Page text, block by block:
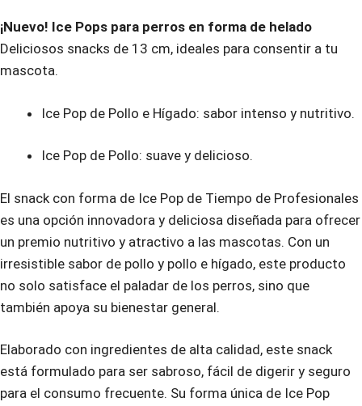
¡Nuevo! Ice Pops para perros en forma de helado
Deliciosos snacks de 13 cm, ideales para consentir a tu
mascota.
Ice Pop de Pollo e Hígado: sabor intenso y nutritivo.
Ice Pop de Pollo: suave y delicioso.
El snack con forma de Ice Pop de Tiempo de Profesionales
es una opción innovadora y deliciosa diseñada para ofrecer
un premio nutritivo y atractivo a las mascotas. Con un
irresistible sabor de pollo y pollo e hígado, este producto
no solo satisface el paladar de los perros, sino que
también apoya su bienestar general.
Elaborado con ingredientes de alta calidad, este snack
está formulado para ser sabroso, fácil de digerir y seguro
para el consumo frecuente. Su forma única de Ice Pop